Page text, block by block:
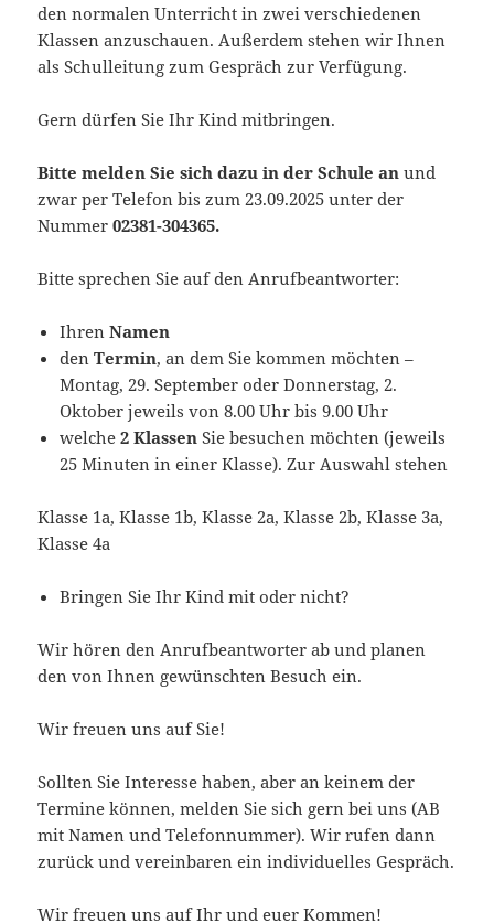
den normalen Unterricht in zwei verschiedenen
Klassen anzuschauen. Außerdem stehen wir Ihnen
als Schulleitung zum Gespräch zur Verfügung.
Gern dürfen Sie Ihr Kind mitbringen.
Bitte melden Sie sich dazu in der Schule an und
zwar per Telefon bis zum 23.09.2025 unter der
Nummer 02381-304365.
Bitte sprechen Sie auf den Anrufbeantworter:
IhrenNamen
denTermin, an dem Sie kommen möchten –
Montag, 29. September oder Donnerstag, 2.
Oktober jeweils von 8.00 Uhr bis 9.00 Uhr
welche2 Klassen Sie besuchen möchten (jeweils
25 Minuten in einer Klasse). Zur Auswahl stehen
Klasse 1a, Klasse 1b, Klasse 2a, Klasse 2b, Klasse 3a,
Klasse 4a
Bringen Sie Ihr Kind mit oder nicht?
Wir hören den Anrufbeantworter ab und planen
den von Ihnen gewünschten Besuch ein.
Wir freuen uns auf Sie!
Sollten Sie Interesse haben, aber an keinem der
Termine können, melden Sie sich gern bei uns (AB
mit Namen und Telefonnummer). Wir rufen dann
zurück und vereinbaren ein individuelles Gespräch.
Wir freuen uns auf Ihr und euer Kommen!